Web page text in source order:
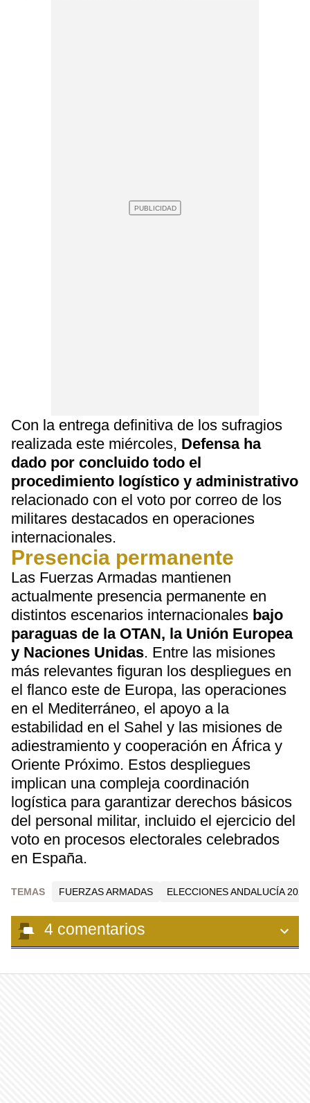
Con la entrega definitiva de los sufragios
realizada este miércoles, Defensa ha
dado por concluido todo el
procedimiento logístico y administrativo
relacionado con el voto por correo de los
militares destacados en operaciones
internacionales.
Presencia permanente
Las Fuerzas Armadas mantienen
actualmente presencia permanente en
distintos escenarios internacionales bajo
paraguas de la OTAN, la Unión Europea
y Naciones Unidas. Entre las misiones
más relevantes figuran los despliegues en
el flanco este de Europa, las operaciones
en el Mediterráneo, el apoyo a la
estabilidad en el Sahel y las misiones de
adiestramiento y cooperación en África y
Oriente Próximo. Estos despliegues
implican una compleja coordinación
logística para garantizar derechos básicos
del personal militar, incluido el ejercicio del
voto en procesos electorales celebrados
en España.
TEMAS FUERZAS ARMADAS ELECCIONES ANDALUCÍA 2026
4 comentarios